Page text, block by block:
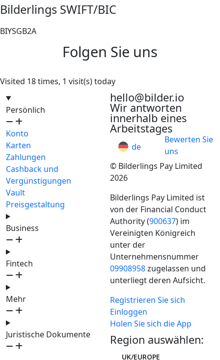
Bilderlings SWIFT/BIC
BIYSGB2A
Folgen Sie uns
Visited 18 times, 1 visit(s) today
Persönlich
Konto
Karten
Zahlungen
Cashback und
Vergünstigungen
Vault
Preisgestaltung
Business
Fintech
Mehr
Juristische Dokumente
hello@bilder.io
Wir antworten
innerhalb eines
Arbeitstages
de
Bewerten Sie
uns
© Bilderlings Pay Limited
2026
Bilderlings Pay Limited ist
von der Financial Conduct
Authority (900637) im
Vereinigten Königreich
unter der
Unternehmensnummer
09908958zugelassen und
unterliegt deren Aufsicht.
Registrieren Sie sich
Einloggen
Holen Sie sich die App
Region auswählen:
UK/EUROPE